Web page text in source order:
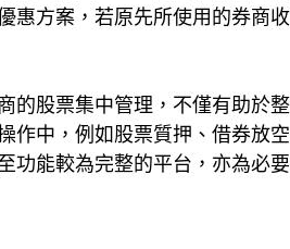
惠方案，若原先所使用的券商
的股票集中管理，不僅有助於
作中，例如股票質押、借券放
功能較為完整的平台，亦為必要